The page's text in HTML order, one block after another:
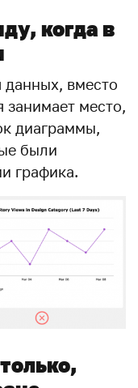
когда в
данных, вместо
занимает место,
диаграммы,
были
графика.